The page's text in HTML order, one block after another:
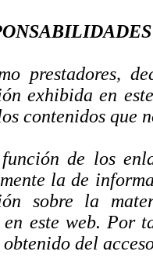
prestadores,
exhibida en
contenidos que
de los
la de
sobre la
este web. Por
del